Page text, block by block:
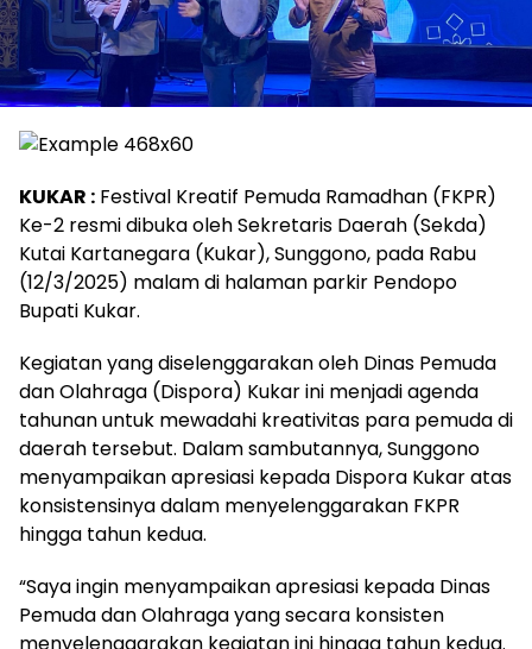
KUKAR : Festival Kreatif Pemuda Ramadhan (FKPR)
Ke-2 resmi dibuka oleh Sekretaris Daerah (Sekda)
Kutai Kartanegara (Kukar), Sunggono, pada Rabu
(12/3/2025) malam di halaman parkir Pendopo
Bupati Kukar.
Kegiatan yang diselenggarakan oleh Dinas Pemuda
dan Olahraga (Dispora) Kukar ini menjadi agenda
tahunan untuk mewadahi kreativitas para pemuda di
daerah tersebut. Dalam sambutannya, Sunggono
menyampaikan apresiasi kepada Dispora Kukar atas
konsistensinya dalam menyelenggarakan FKPR
hingga tahun kedua.
“Saya ingin menyampaikan apresiasi kepada Dinas
Pemuda dan Olahraga yang secara konsisten